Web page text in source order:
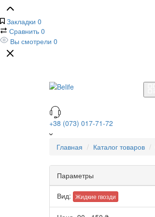
Закладки 0
Сравнить 0
Вы смотрели 0
+38 (073) 017-71-72
Главная Каталог товаров
Параметры
Вид: Жидкие гвозди